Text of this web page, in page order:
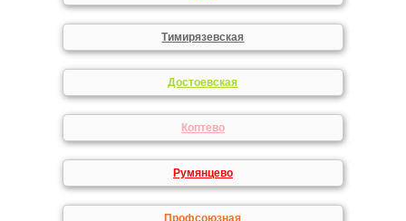
Тимирязевская
Достоевская
Коптево
Румянцево
Профсоюзная